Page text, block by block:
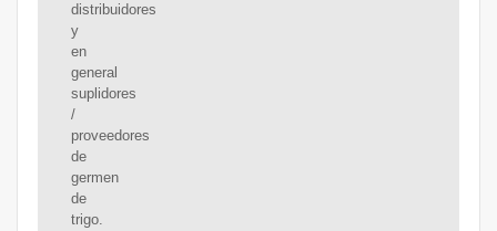
distribuidores
y
en
general
suplidores
/
proveedores
de
germen
de
trigo.